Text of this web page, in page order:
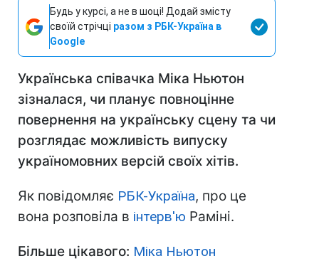
Будь у курсі, а не в шоці! Додай змісту
своїй стрічці разом з РБК-Україна в
Google
Українська співачка Міка Ньютон
зізналася, чи планує повноцінне
повернення на українську сцену та чи
розглядає можливість випуску
україномовних версій своїх хітів.
Як повідомляє РБК-Україна, про це
вона розповіла в інтерв'ю Раміні.
Більше цікавого: Міка Ньютон